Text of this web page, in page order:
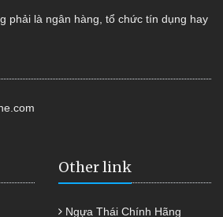
phải là ngân hàng, tổ chức tín dụng hay
Other link
Ngựa Thái Chính Hãng